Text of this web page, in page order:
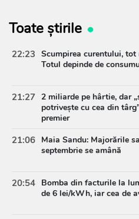
Toate știrile
22:23 Scumpirea curentului, tot
Totul depinde de
21:27 2 miliarde pe hârtie, dar
potrivește cu cea din
premier
21:06 Maia Sandu: Majorările
septembrie se amână
20:54 Bomba din facturile la
de 6 lei/kWh, iar cea de